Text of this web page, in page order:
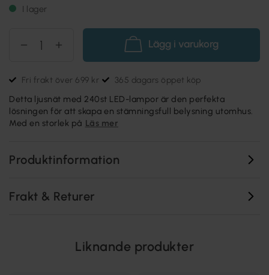
I lager
Lägg i varukorg
Fri frakt över 699 kr 365 dagars öppet köp
Detta ljusnät med 240st LED-lampor är den perfekta
lösningen för att skapa en stämningsfull belysning utomhus.
Med en storlek på Läs mer
Produktinformation
Frakt & Returer
Liknande produkter